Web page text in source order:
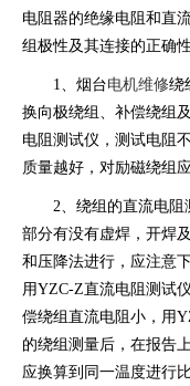
电阻器的绝缘电阻和直
组极性及其连接的正确
1、烟台电机维修绕
换向极绕组、补偿绕组
电阻测试仪，测试电阻
质量越好，对励磁绕组
2、绕组的直流电阻
部分有没有虚焊，开焊
和压降法进行，应注意
用YZC-Z直流电阻测试
偿绕组直流电阻小，用
的绕组测量后，在报告
应换算到同一温度进行